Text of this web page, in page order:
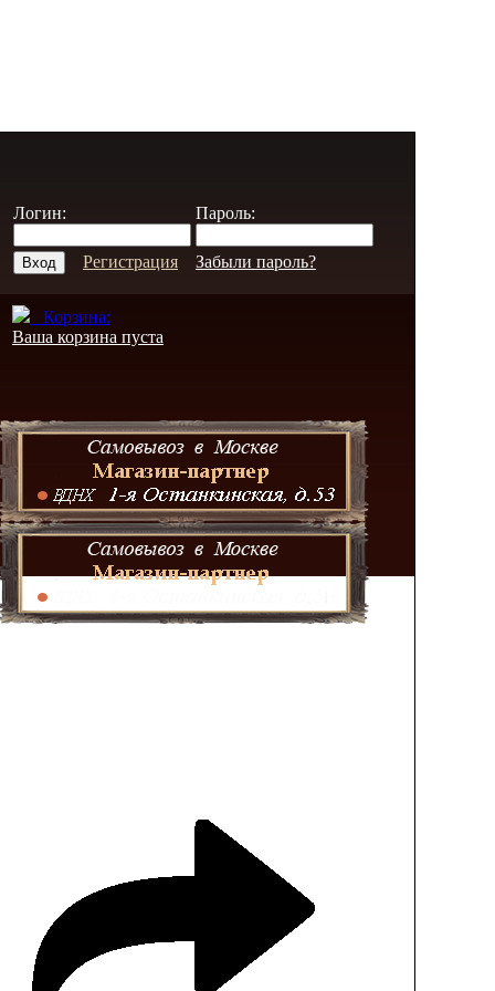
Логин: Пароль:
Регистрация Забыли пароль?
Корзина:
Ваша корзина пуста